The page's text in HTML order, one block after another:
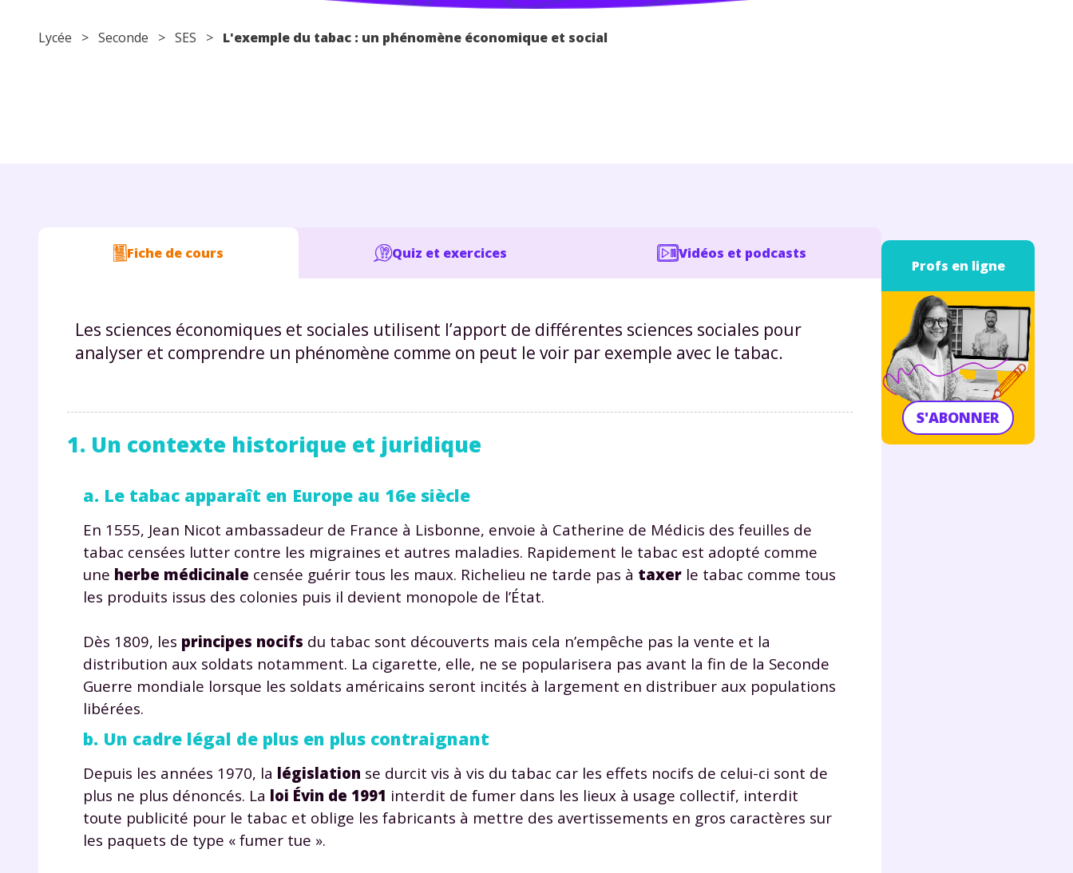
Lycée > Seconde > SES > L'exemple du tabac : un phénomène économique et social
Fiche de cours Quiz et exercices Vidéos et podcasts
Les sciences économiques et sociales utilisent l’apport de différentes sciences sociales pour
analyser et comprendre un phénomène comme on peut le voir par exemple avec le tabac.
1. Un contexte historique et juridique
a. Le tabac apparaît en Europe au 16e siècle
En 1555, Jean Nicot ambassadeur de France à Lisbonne, envoie à Catherine de Médicis des feuilles de
tabac censées lutter contre les migraines et autres maladies. Rapidement le tabac est adopté comme
une herbe médicinale censée guérir tous les maux. Richelieu ne tarde pas à taxer le tabac comme tous
les produits issus des colonies puis il devient monopole de l’État.
Dès 1809, les principes nocifs du tabac sont découverts mais cela n’empêche pas la vente et la
distribution aux soldats notamment. La cigarette, elle, ne se popularisera pas avant la fin de la Seconde
Guerre mondiale lorsque les soldats américains seront incités à largement en distribuer aux populations
libérées.
b. Un cadre légal de plus en plus contraignant
Depuis les années 1970, la législation se durcit vis à vis du tabac car les effets nocifs de celui-ci sont de
plus ne plus dénoncés. La loi Évin de 1991 interdit de fumer dans les lieux à usage collectif, interdit
toute publicité pour le tabac et oblige les fabricants à mettre des avertissements en gros caractères sur
les paquets de type « fumer tue ».
Profs en ligne
S'ABONNER